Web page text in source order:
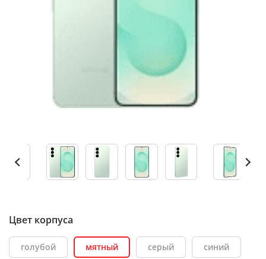
Цвет корпуса
голубой мятный серый синий